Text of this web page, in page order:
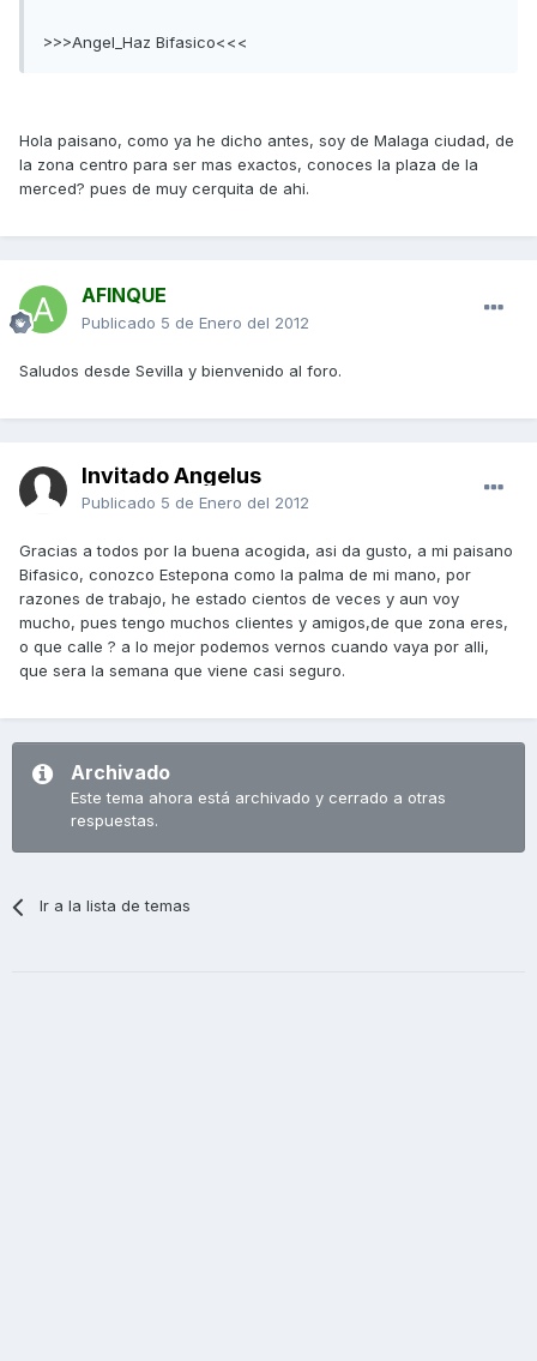
>>>Angel_Haz Bifasico<<<
Hola paisano, como ya he dicho antes, soy de Malaga ciudad, de
la zona centro para ser mas exactos, conoces la plaza de la
merced? pues de muy cerquita de ahi.
AFINQUE
Publicado 5 de Enero del 2012
Saludos desde Sevilla y bienvenido al foro.
Invitado Angelus
Publicado 5 de Enero del 2012
Gracias a todos por la buena acogida, asi da gusto, a mi paisano
Bifasico, conozco Estepona como la palma de mi mano, por
razones de trabajo, he estado cientos de veces y aun voy
mucho, pues tengo muchos clientes y amigos,de que zona eres,
o que calle ? a lo mejor podemos vernos cuando vaya por alli,
que sera la semana que viene casi seguro.
Archivado
Este tema ahora está archivado y cerrado a otras
respuestas.
Ir a la lista de temas